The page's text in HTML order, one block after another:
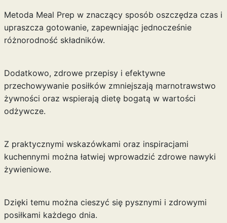
Metoda Meal Prep w znaczący sposób oszczędza czas i
upraszcza gotowanie, zapewniając jednocześnie
różnorodność składników.
Dodatkowo, zdrowe przepisy i efektywne
przechowywanie posiłków zmniejszają marnotrawstwo
żywności oraz wspierają dietę bogatą w wartości
odżywcze.
Z praktycznymi wskazówkami oraz inspiracjami
kuchennymi można łatwiej wprowadzić zdrowe nawyki
żywieniowe.
Dzięki temu można cieszyć się pysznymi i zdrowymi
posiłkami każdego dnia.